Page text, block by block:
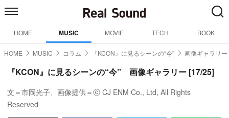
HOME MUSIC MOVIE TECH BOOK
HOME MUSIC コラム 『KCON』に見るシーンの“今” 画像ギャラリ
『KCON』に見るシーンの“今” 画像ギャラリー [17/25]
文＝市岡光子、画像提供＝ⓒ CJ ENM Co., Ltd, All Rights
Reserved